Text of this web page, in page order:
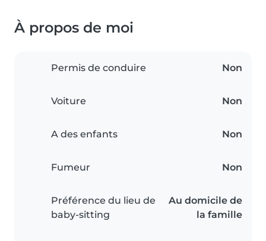
À propos de moi
Permis de conduire Non
Voiture Non
A des enfants Non
Fumeur Non
Préférence du lieu de
baby-sitting
Au domicile de
la famille